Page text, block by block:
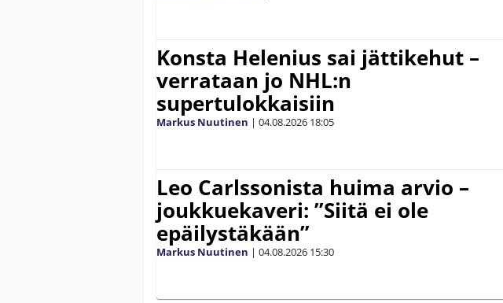
Konsta Helenius sai jättikehut –
verrataan jo NHL:n
supertulokkaisiin
Markus Nuutinen | 04.08.2026 18:05
Leo Carlssonista huima arvio –
joukkuekaveri: ”Siitä ei ole
epäilystäkään”
Markus Nuutinen | 04.08.2026 15:30